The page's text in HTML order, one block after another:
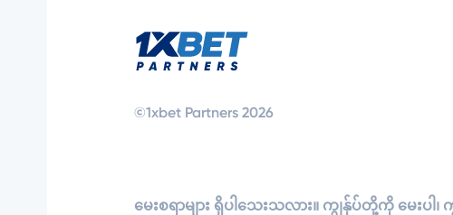
©1xbet Partners 2026
မေးစရာများ ရှိပါသေးသလား။ ကျွန်ုပ်တို့ကို မေးပါ